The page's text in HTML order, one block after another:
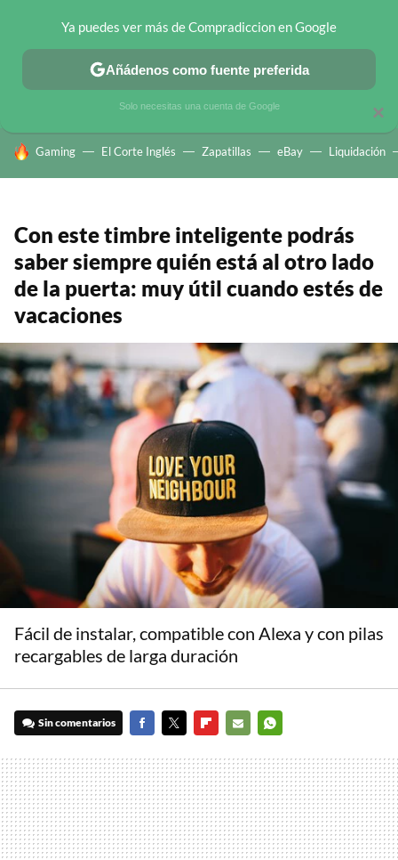
CHOLLOS TELEGRAM OFERTAS EN MÓVILES OFERTAS EN
HOY SE HABLA DE
Gaming El Corte Inglés Zapatillas eBay Liquidación
Con este timbre inteligente podrás
saber siempre quién está al otro lado
de la puerta: muy útil cuando estés de
vacaciones
Fácil de instalar, compatible con Alexa y con pilas
recargables de larga duración
Sin comentarios
MAIL
×
Ya puedes ver más de Compradiccion en Google
Añádenos como fuente preferida
Solo necesitas una cuenta de Google